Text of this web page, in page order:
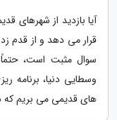
آیا بازدید از شهرهای
قرار می دهد و از قدم
سوال مثبت است،
وسطایی دنیا، برنامه
های قدیمی می بریم